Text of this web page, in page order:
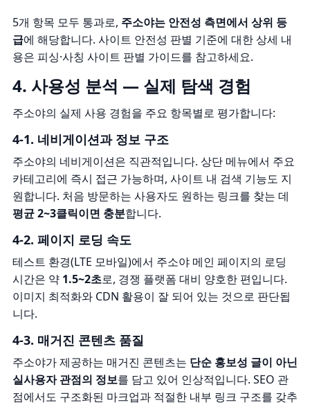
5개 항목 모두 통과로, 주소야는 안전성 측면에서 상위 등
급에 해당합니다. 사이트 안전성 판별 기준에 대한 상세 내
용은 피싱·사칭 사이트 판별 가이드를 참고하세요.
4. 사용성 분석 — 실제 탐색 경험
주소야의 실제 사용 경험을 주요 항목별로 평가합니다:
4-1. 네비게이션과 정보 구조
주소야의 네비게이션은 직관적입니다. 상단 메뉴에서 주요
카테고리에 즉시 접근 가능하며, 사이트 내 검색 기능도 지
원합니다. 처음 방문하는 사용자도 원하는 링크를 찾는 데
평균 2~3클릭이면 충분합니다.
4-2. 페이지 로딩 속도
테스트 환경(LTE 모바일)에서 주소야 메인 페이지의 로딩
시간은 약 1.5~2초로, 경쟁 플랫폼 대비 양호한 편입니다.
이미지 최적화와 CDN 활용이 잘 되어 있는 것으로 판단됩
니다.
4-3. 매거진 콘텐츠 품질
주소야가 제공하는 매거진 콘텐츠는 단순 홍보성 글이 아닌
실사용자 관점의 정보를 담고 있어 인상적입니다. SEO 관
점에서도 구조화된 마크업과 적절한 내부 링크 구조를 갖추